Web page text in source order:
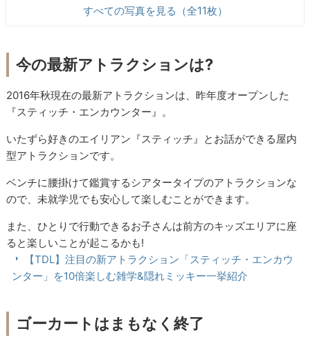
すべての写真を見る（全11枚）
今の最新アトラクションは?
2016年秋現在の最新アトラクションは、昨年度オープンした
『スティッチ・エンカウンター』。
いたずら好きのエイリアン『スティッチ』とお話ができる屋内
型アトラクションです。
ベンチに腰掛けて鑑賞するシアタータイプのアトラクションな
ので、未就学児でも安心して楽しむことができます。
また、ひとりで行動できるお子さんは前方のキッズエリアに座
ると楽しいことが起こるかも!
【TDL】注目の新アトラクション「スティッチ・エンカウ
ンター」を10倍楽しむ雑学&隠れミッキー一挙紹介
ゴーカートはまもなく終了